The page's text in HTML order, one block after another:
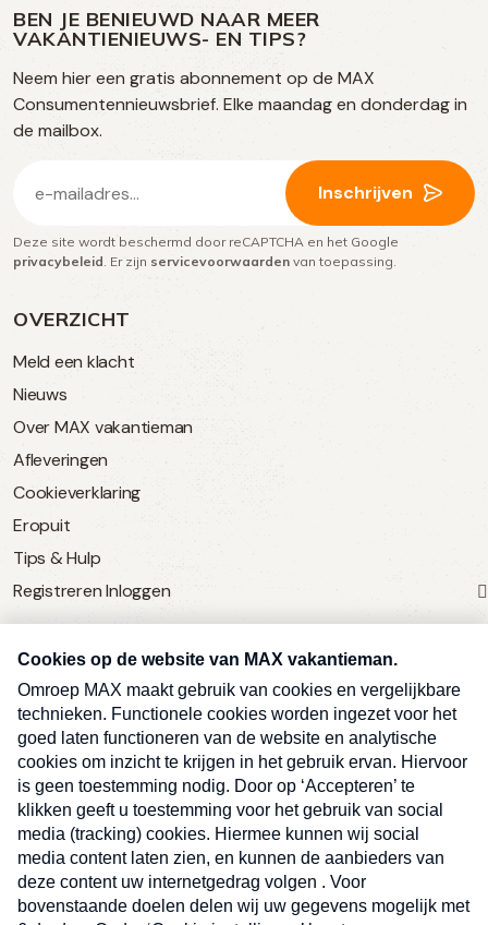
OVERZICHT
Meld een klacht
Nieuws
Over MAX vakantieman
Afleveringen
Cookieverklaring
Eropuit
Tips & Hulp
Registreren Inloggen
SERVICE
Over Omroep MAX
MAX Vandaag
MAX Meldpunt
Pers
Contact
Algemene voorwaarden
Privacyverklaring
op
social
media
op
Facebook
op
TikTok
op
Instagram
BEN JE BENIEUWD NAAR MEER
VAKANTIENIEUWS- EN TIPS?
Neem hier een gratis abonnement op de MAX
Consumentennieuwsbrief. Elke maandag en donderdag in
de mailbox.
mailadres
(Vereist)
Inschrijven
Deze site wordt beschermd door reCAPTCHA en het Google
privacybeleid . Er zijn servicevoorwaarden van toepassing.
Ben je benieuwd naar meer
vakantienieuws- en tips?